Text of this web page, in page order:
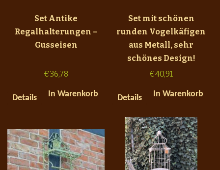
Set Antike
Regalhalterungen –
Gusseisen
€36,78
Details In Warenkorb
Set mit schönen
runden Vogelkäfigen
aus Metall, sehr
schönes Design!
€40,91
Details In Warenkorb